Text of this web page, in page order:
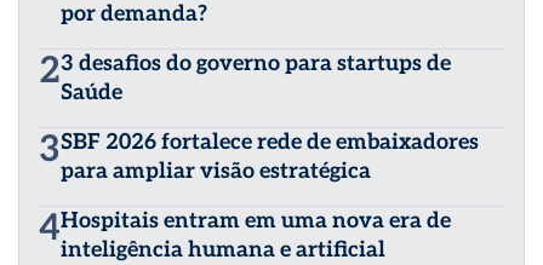
por demanda?
23 desafios do governo para startups de
Saúde
3SBF 2026 fortalece rede de embaixadores
para ampliar visão estratégica
4Hospitais entram em uma nova era de
inteligência humana e artificial